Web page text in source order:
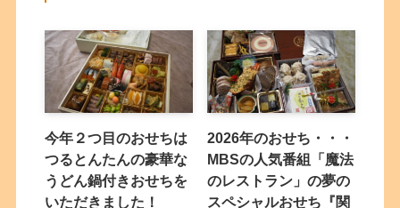
今年２つ目のおせちは
つるとんたんの豪華な
うどん鍋付きおせちを
いただきました！
2026年のおせち・・・
MBSの人気番組「魔法
のレストラン」の夢の
スペシャルおせち『関